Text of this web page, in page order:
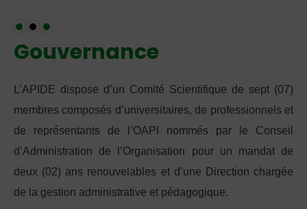
Gouvernance
L’APIDE dispose d’un Comité Scientifique de sept (07)
membres composés d’universitaires, de professionnels et
de représentants de l’OAPI nommés par le Conseil
d’Administration de l’Organisation pour un mandat de
deux (02) ans renouvelables et d’une Direction chargée
de la gestion administrative et pédagogique.